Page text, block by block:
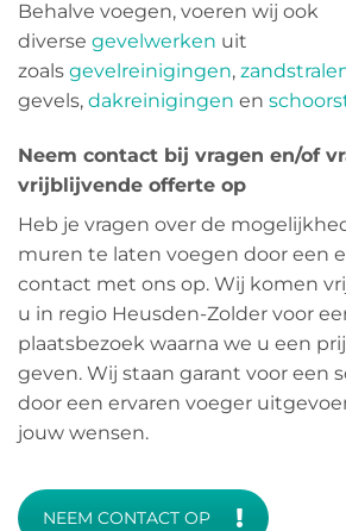
Behalve voegen, voeren wij ook
diverse gevelwerken uit
zoals gevelreinigingen,
gevels, dakreinigingen en
Neem contact bij vragen en/of
vrijblijvende offerte op
Heb je vragen over de
muren te laten voegen door een
contact met ons op. Wij komen
u in regio Heusden-Zolder voor
plaatsbezoek waarna we u een
geven. Wij staan garant voor een
door een ervaren voeger
jouw wensen.
NEEM CONTACT OP